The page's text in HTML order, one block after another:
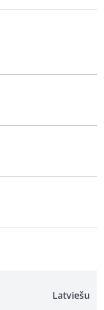
Latviešu